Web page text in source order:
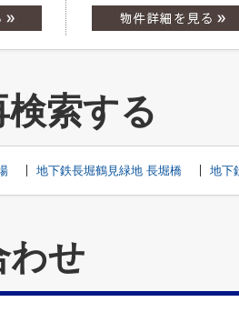
索する
地下鉄長堀鶴見緑地 長堀橋 地下
わせ